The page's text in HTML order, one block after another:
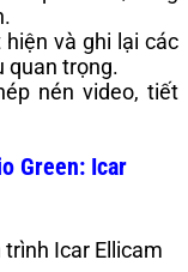
và ghi lại các
quan trọng.
nén video, tiết
Green: Icar
Icar Ellicam